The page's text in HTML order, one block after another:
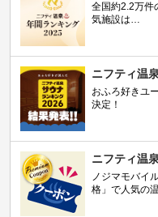
全国約2.2万件
気施設は…
ニフティ温
おふろ好きユ
決定！
ニフティ温
ノジマモバイ
格」で人気の